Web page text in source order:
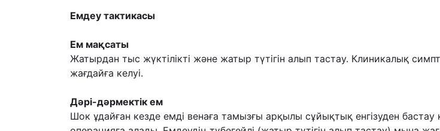
Емдеу тактикасы
Ем мақсаты
Жатырдан тыс жүктілікті және жатыр түтігін алып тастау. Клиникалық
жағдайға келуі.
Дәрі-дәрмектік ем
Шок ұдайған кезде емді венаға тамызғы арқылы сұйықтық енгізуден